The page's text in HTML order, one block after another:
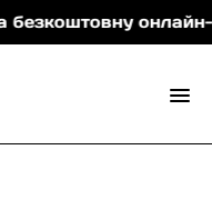
онлайн-гру,